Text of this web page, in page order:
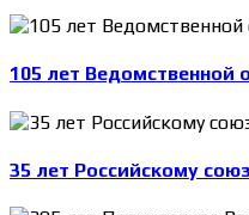
105 лет Ведомственной
35 лет Российскому